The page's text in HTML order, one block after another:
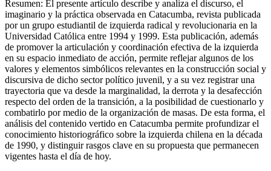
Resumen: El presente artículo describe y analiza el discurso, el
imaginario y la práctica observada en Catacumba, revista publicada
por un grupo estudiantil de izquierda radical y revolucionaria en la
Universidad Católica entre 1994 y 1999. Esta publicación, además
de promover la articulación y coordinación efectiva de la izquierda
en su espacio inmediato de acción, permite reflejar algunos de los
valores y elementos simbólicos relevantes en la construcción social y
discursiva de dicho sector político juvenil, y a su vez registrar una
trayectoria que va desde la marginalidad, la derrota y la desafección
respecto del orden de la transición, a la posibilidad de cuestionarlo y
combatirlo por medio de la organización de masas. De esta forma, el
análisis del contenido vertido en Catacumba permite profundizar el
conocimiento historiográfico sobre la izquierda chilena en la década
de 1990, y distinguir rasgos clave en su propuesta que permanecen
vigentes hasta el día de hoy.